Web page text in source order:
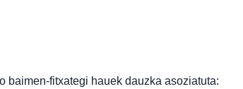
baimen-fitxategi hauek dauzka asoziatuta: